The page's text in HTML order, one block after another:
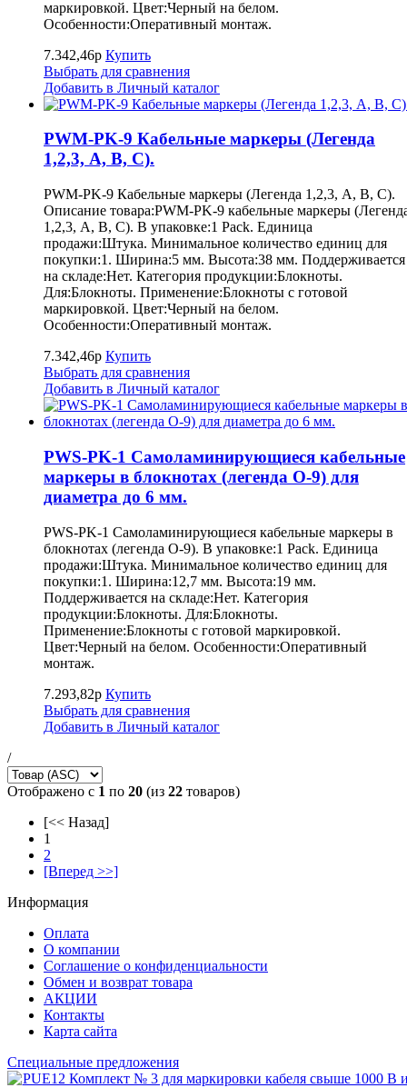
маркировкой. Цвет:Черный на белом.
Особенности:Оперативный монтаж.
7.342,46р Купить
Выбрать для сравнения
Добавить в Личный каталог
PWM-PK-9 Кабельные маркеры (Легенда
1,2,3, A, B, С).
PWM-PK-9 Кабельные маркеры (Легенда 1,2,3, A, B, С).
Описание товара:PWM-PK-9 кабельные маркеры
1,2,3, A, B, С). В упаковке:1 Pack. Единица
продажи:Штука. Минимальное количество единиц для
покупки:1. Ширина:5 мм. Высота:38 мм. Поддерживается
на складе:Нет. Категория продукции:Блокноты.
Для:Блокноты. Применение:Блокноты с готовой
маркировкой. Цвет:Черный на белом.
Особенности:Оперативный монтаж.
7.342,46р Купить
Выбрать для сравнения
Добавить в Личный каталог
PWS-PK-1 Самоламинирующиеся кабельные
маркеры в блокнотах (легенда O-9) для
диаметра до 6 мм.
PWS-PK-1 Самоламинирующиеся кабельные маркеры в
блокнотах (легенда O-9). В упаковке:1 Pack. Единица
продажи:Штука. Минимальное количество единиц для
покупки:1. Ширина:12,7 мм. Высота:19 мм.
Поддерживается на складе:Нет. Категория
продукции:Блокноты. Для:Блокноты.
Применение:Блокноты с готовой маркировкой.
Цвет:Черный на белом. Особенности:Оперативный
монтаж.
7.293,82р Купить
Выбрать для сравнения
Добавить в Личный каталог
/
Отображено с 1 по 20 (из 22 товаров)
[<< Назад]
1
2
[Вперед >>]
Информация
Оплата
О компании
Соглашение о конфиденциальности
Обмен и возврат товара
АКЦИИ
Контакты
Карта сайта
Специальные предложения